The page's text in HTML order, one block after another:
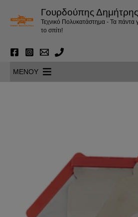
περιεχόμενο
Γουρδούπης Δημήτρης
Τεχνικό Πολυκατάστημα - Τα πάντα
το σπίτι!
MENOY